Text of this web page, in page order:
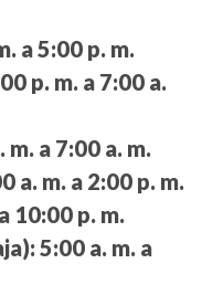
a 5:00 p. m.
p. m. a 7:00 a.
m. a 7:00 a. m.
a. m. a 2:00 p. m.
10:00 p. m.
5:00 a. m. a